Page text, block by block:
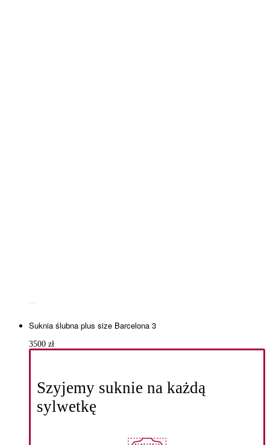
Suknia ślubna plus size Barcelona 3
3500 zł
Szyjemy suknie na każdą
sylwetkę